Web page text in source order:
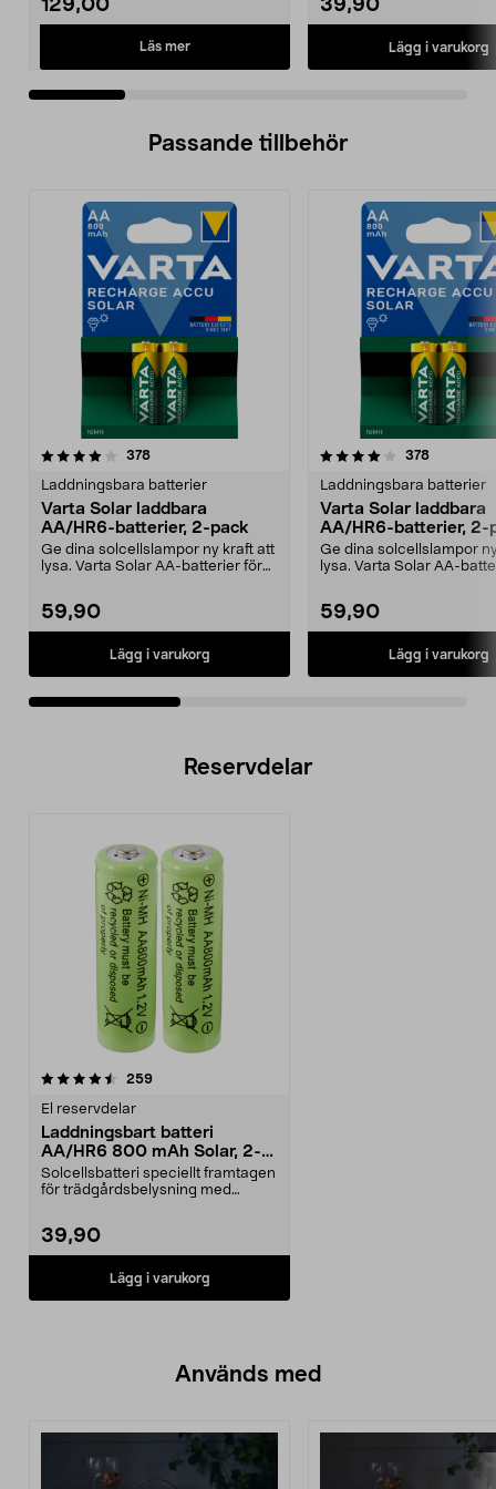
129,00
Läs mer
39,90
Lägg i varukorg
Passande tillbehör
378recensioner
Laddningsbara batterier
Varta Solar laddbara
AA/HR6-batterier, 2-pack
Ge dina solcellslampor ny kraft att
lysa. Varta Solar AA-batterier för
59,90
Lägg i varukorg
4.0av 5 stjärnor 378
Laddningsbara batterier
Varta Solar laddbara
AA/HR6-batterier, 2-
Ge dina solcellslampor
lysa. Varta Solar AA-
59,90
Lägg i varukorg
4.0av 5 stjärnor
Reservdelar
259recensioner
El reservdelar
Laddningsbart batteri
AA/HR6 800 mAh Solar, 2-
pack
Solcellsbatteri speciellt framtagen
för trädgårdsbelysning med
39,90
Lägg i varukorg
Används med